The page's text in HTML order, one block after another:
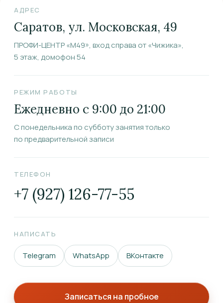
АДРЕС
Саратов, ул. Московская, 49
ПРОФИ-ЦЕНТР «М49», вход справа от «Чижика»,
5 этаж, домофон 54
РЕЖИМ РАБОТЫ
Ежедневно с 9:00 до 21:00
С понедельника по субботу занятия только
по предварительной записи
ТЕЛЕФОН
+7 (927) 126-77-55
НАПИСАТЬ
Telegram WhatsApp ВКонтакте
Записаться на пробное